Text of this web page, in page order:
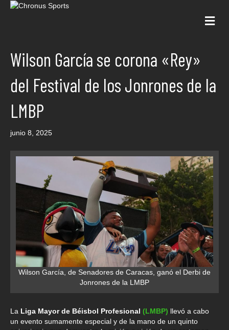
Wilson García se corona «Rey»
del Festival de los Jonrones de la
LMBP
junio 8, 2025
Wilson García, de Senadores de Caracas, ganó el Derbi de
Jonrones de la LMBP
La Liga Mayor de Béisbol Profesional (LMBP) llevó a cabo
un evento sumamente especial y de la mano de un quinto